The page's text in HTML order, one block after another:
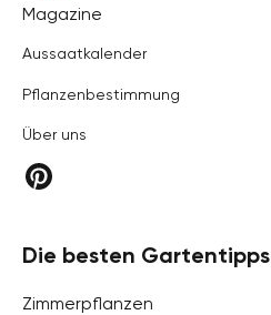
Hortica
Magazine
Aussaatkalender
Pflanzenbestimmung
Über uns
Die besten Gartentipps
Zimmerpflanzen